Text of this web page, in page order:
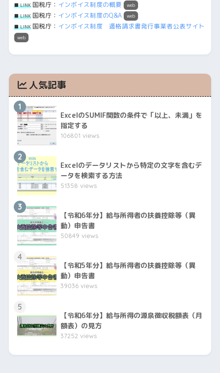
■ LINK国税庁： インボイス制度の概要 web
■ LINK国税庁： インボイス制度のQ&A web
■ LINK国税庁： インボイス制度 適格請求書発行事業者公表サイト
web
人気記事
1
ExcelのSUMIF関数の条件で「以上、未満」を
指定する
106801 views
2
Excelのデータリストから特定の文字を含むデ
ータを検索する方法
51358 views
3
【令和6年分】給与所得者の扶養控除等（異
動）申告書
50849 views
4
【令和5年分】給与所得者の扶養控除等（異
動）申告書
39036 views
5
【令和6年分】給与所得の源泉徴収税額表（月
額表）の見方
37252 views